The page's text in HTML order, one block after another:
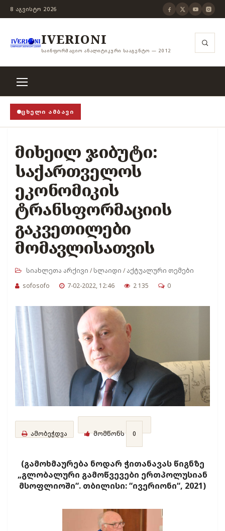
8 ᲐᲒᲕᲘᲡᲢᲝ 2026
IVERIONI
ᲡᲐᲘᲜᲤᲝᲠᲛᲐᲪᲘᲝ ᲐᲜᲐᲚᲘᲢᲘᲙᲣᲠᲘ ᲡᲐᲐᲒᲔᲜᲢᲝ — 2012
ᲪᲮᲔᲚᲘ ᲐᲛᲑᲐᲕᲘ
ჭანჭიკი მოშლილია, ცენზურა უნდა
მიხეილ ჯიბუტი:
საქართველოს
ეკონომიკის
ტრანსფორმაციის
გაკვეთილები
მომავლისათვის
სიახლეთა არქივი /სლაიდი /აქტუალური თემები
sofosofo
7-02-2022, 12:46 2 135 0
ამობეჭდვა მომწონს 0
(გამოხმაურება ნოდარ ჭითანავას წიგნზე
„გლობალური გამოწვევები ერთპოლუსიან
მსოფლიოში“. თბილისი: “ივერიონი“, 2021)